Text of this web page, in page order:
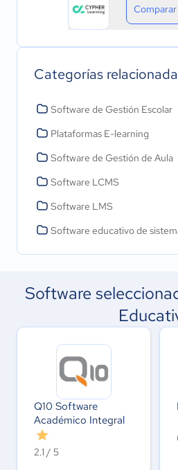
Comparar
Categorías
Software de Gestión Escolar
Plataformas E-learning
Software de Gestión de Aula
Software LCMS
Software LMS
Software educativo de
Software
Q10 Software
Académico Integral
2.1 / 5